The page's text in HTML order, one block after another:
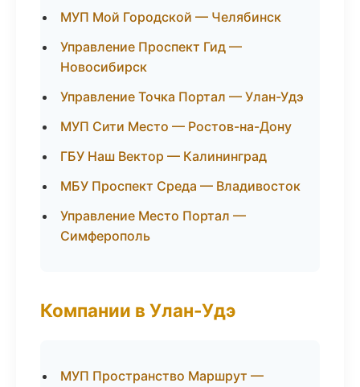
МУП Мой Городской — Челябинск
Управление Проспект Гид —
Новосибирск
Управление Точка Портал — Улан-Удэ
МУП Сити Место — Ростов-на-Дону
ГБУ Наш Вектор — Калининград
МБУ Проспект Среда — Владивосток
Управление Место Портал —
Симферополь
Компании в Улан-Удэ
МУП Пространство Маршрут —